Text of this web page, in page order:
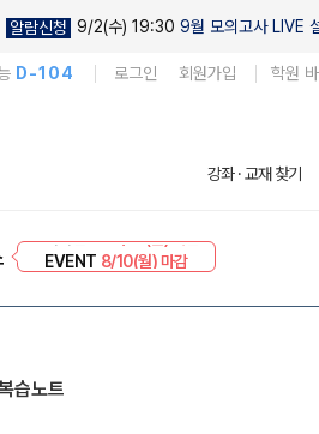
알람신청 9/2(수) 19:30 9월 모의고사 LIVE
D-104 로그인 회원가입 학원
강좌 · 교재 찾기
EVENT 8/10(월) 마감
습노트